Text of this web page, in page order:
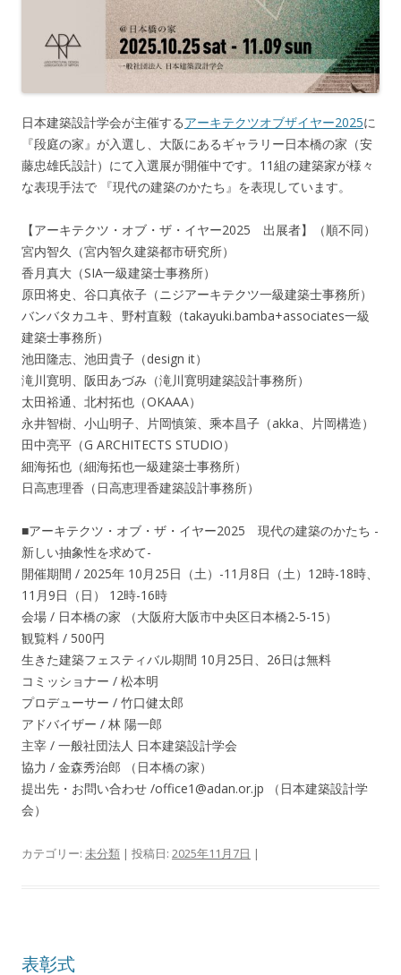
日本建築設計学会が主催するアーキテクツオブザイヤー2025に
『段庭の家』が入選し、大阪にあるギャラリー日本橋の家（安
藤忠雄氏設計）にて入選展が開催中です。11組の建築家が様々
な表現手法で 『現代の建築のかたち』を表現しています。
【アーキテクツ・オブ・ザ・イヤー2025 出展者】（順不同）
宮内智久（宮内智久建築都市研究所）
香月真大（SIA一級建築士事務所）
原田将史、谷口真依子（ニジアーキテクツ一級建築士事務所）
バンバタカユキ、野村直毅（takayuki.bamba+associates一級
建築士事務所）
池田隆志、池田貴子（design it）
滝川寛明、阪田あづみ（滝川寛明建築設計事務所）
太田裕通、北村拓也（OKAAA）
永井智樹、小山明子、片岡慎策、乘本昌子（akka、片岡構造）
田中亮平（G ARCHITECTS STUDIO）
細海拓也（細海拓也一級建築士事務所）
日高恵理香（日高恵理香建築設計事務所）
■アーキテクツ・オブ・ザ・イヤー2025 現代の建築のかたち -
新しい抽象性を求めて-
開催期間 / 2025年 10月25日（土）-11月8日（土）12時-18時、
11月9日（日） 12時-16時
会場 / 日本橋の家 （大阪府大阪市中央区日本橋2-5-15）
観覧料 / 500円
生きた建築フェスティバル期間 10月25日、26日は無料
コミッショナー / 松本明
プロデューサー / 竹口健太郎
アドバイザー / 林 陽一郎
主宰 / 一般社団法人 日本建築設計学会
協力 / 金森秀治郎 （日本橋の家）
提出先・お問い合わせ /office1@adan.or.jp （日本建築設計学
会）
カテゴリー: 未分類 | 投稿日: 2025年11月7日 |
表彰式